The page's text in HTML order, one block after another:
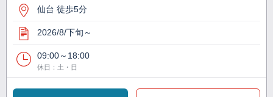
仙台 徒歩5分
2026/8/下旬～
09:00～18:00
休日：土・日